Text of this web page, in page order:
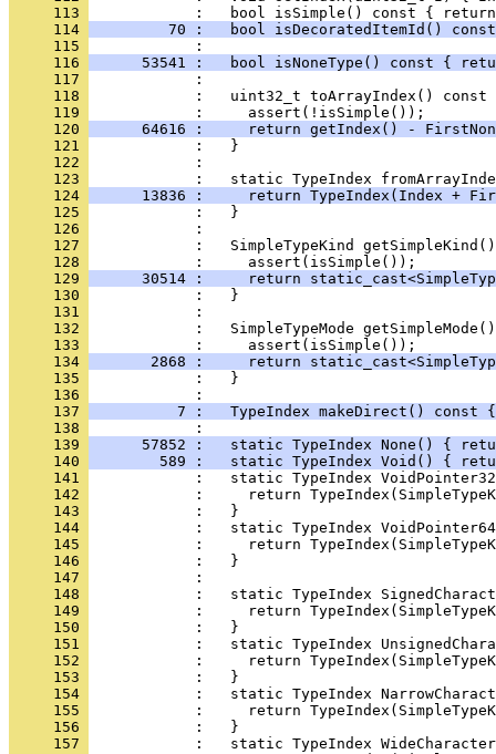
     113
     114
70 :   bool isDecoratedItemId()
     115
     116
53541 :   bool isNoneType() const {
     117
     118
     119
     120
64616 :     return getIndex() -
     121
     122
     123
     124
13836 :     return TypeIndex(Index +
     125
     126
     127
     128
     129
30514 :     return
     130
     131
     132
     133
     134
2868 :     return
     135
     136
     137
7 :   TypeIndex makeDirect() const
     138
     139
57852 :   static TypeIndex None() {
     140
589 :   static TypeIndex Void() {
     141
     142
     143
     144
     145
     146
     147
     148
     149
     150
     151
     152
     153
     154
     155
     156
     157